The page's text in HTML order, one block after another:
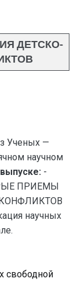
ДЕТСКО-
Ученых —
научном
-
ПРИЕМЫ
научных
свободной